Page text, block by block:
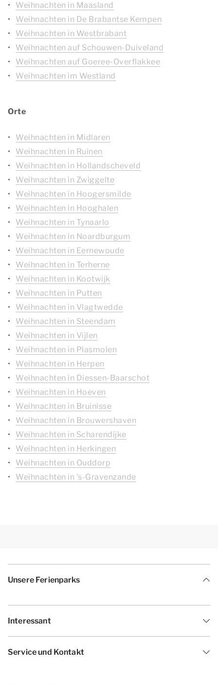
Weihnachten in Maasland
Weihnachten in De Brabantse Kempen
Weihnachten in Westbrabant
Weihnachten auf Schouwen-Duiveland
Weihnachten auf Goeree-Overflakkee
Weihnachten im Westland
Orte
Weihnachten in Midlaren
Weihnachten in Ruinen
Weihnachten in Hollandscheveld
Weihnachten in Zwiggelte
Weihnachten in Hoogersmilde
Weihnachten in Hooghalen
Weihnachten in Tynaarlo
Weihnachten in Noardburgum
Weihnachten in Eernewoude
Weihnachten in Terherne
Weihnachten in Kootwijk
Weihnachten in Putten
Weihnachten in Vlagtwedde
Weihnachten in Steendam
Weihnachten in Vijlen
Weihnachten in Plasmolen
Weihnachten in Herpen
Weihnachten in Diessen-Baarschot
Weihnachten in Hoeven
Weihnachten in Bruinisse
Weihnachten in Brouwershaven
Weihnachten in Scharendijke
Weihnachten in Herkingen
Weihnachten in Ouddorp
Weihnachten in 's-Gravenzande
Unsere Ferienparks
Interessant
Service und Kontakt